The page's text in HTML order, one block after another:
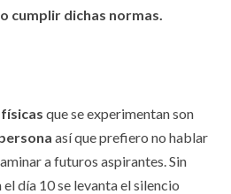
cumplir dichas normas.
que se experimentan son
así que prefiero no hablar
a futuros aspirantes. Sin
día 10 se levanta el silencio